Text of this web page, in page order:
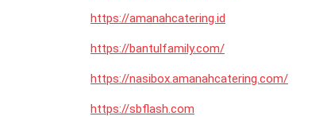
https://amanahcatering.id
https://bantulfamily.com/
https://nasibox.amanahcatering.com/
https://sbflash.com